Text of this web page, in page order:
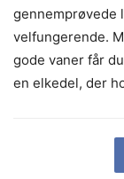
gennemprøvede
velfungerende.
gode vaner får
en elkedel, der